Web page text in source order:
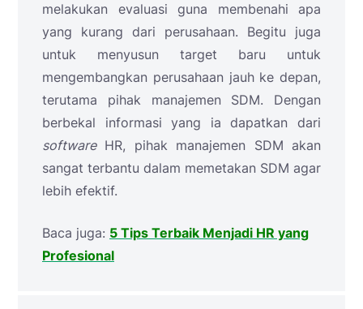
melakukan evaluasi guna membenahi apa
yang kurang dari perusahaan. Begitu juga
untuk menyusun target baru untuk
mengembangkan perusahaan jauh ke depan,
terutama pihak manajemen SDM. Dengan
berbekal informasi yang ia dapatkan dari
softwareHR, pihak manajemen SDM akan
sangat terbantu dalam memetakan SDM agar
lebih efektif.
Baca juga: 5 Tips Terbaik Menjadi HR yang
Profesional